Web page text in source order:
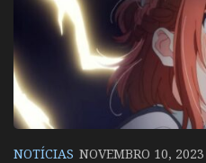
NOTÍCIAS NOVEMBRO 10, 2023